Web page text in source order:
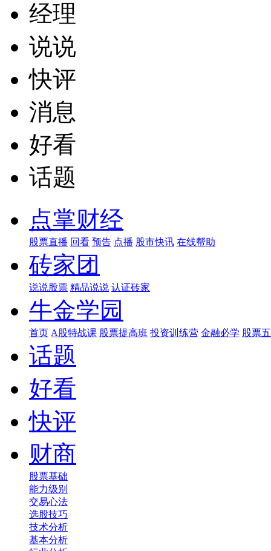
经理
说说
快评
消息
好看
话题
点掌财经
股票直播 回看 预告 点播 股市快讯 在线帮助
砖家团
说说股票 精品说说 认证砖家
牛金学园
首页 A股特战课 股票提高班 投资训练营 金融必学 股票
话题
好看
快评
财商
股票基础
能力级别
交易心法
选股技巧
技术分析
基本分析